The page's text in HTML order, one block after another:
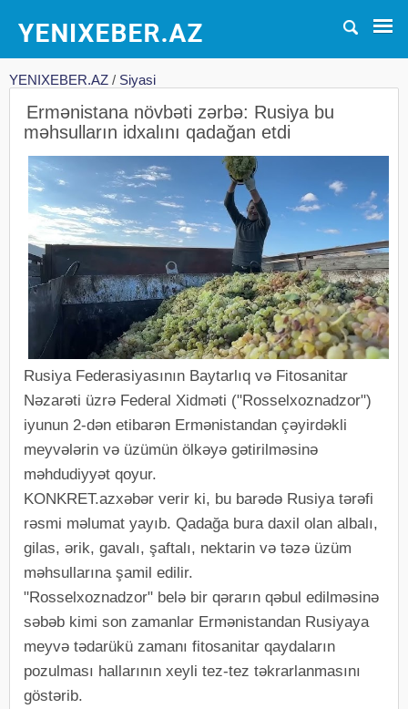
YENIXEBER.AZ / Siyasi
Ermənistana növbəti zərbə: Rusiya bu
məhsulların idxalını qadağan etdi
Rusiya Federasiyasının Baytarlıq və Fitosanitar
Nəzarəti üzrə Federal Xidməti ("Rosselxoznadzor")
iyunun 2-dən etibarən Ermənistandan çəyirdəkli
meyvələrin və üzümün ölkəyə gətirilməsinə
məhdudiyyət qoyur.
KONKRET.azxəbər verir ki, bu barədə Rusiya tərəfi
rəsmi məlumat yayıb. Qadağa bura daxil olan albalı,
gilas, ərik, gavalı, şaftalı, nektarin və təzə üzüm
məhsullarına şamil edilir.
"Rosselxoznadzor" belə bir qərarın qəbul edilməsinə
səbəb kimi son zamanlar Ermənistandan Rusiyaya
meyvə tədarükü zamanı fitosanitar qaydaların
pozulması hallarının xeyli tez-tez təkrarlanmasını
göstərib.